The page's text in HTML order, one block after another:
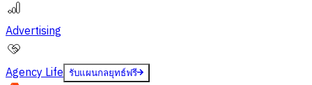
Advertising
Agency Life รับแผนกลยุทธ์ฟรี